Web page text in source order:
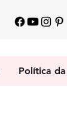
Política